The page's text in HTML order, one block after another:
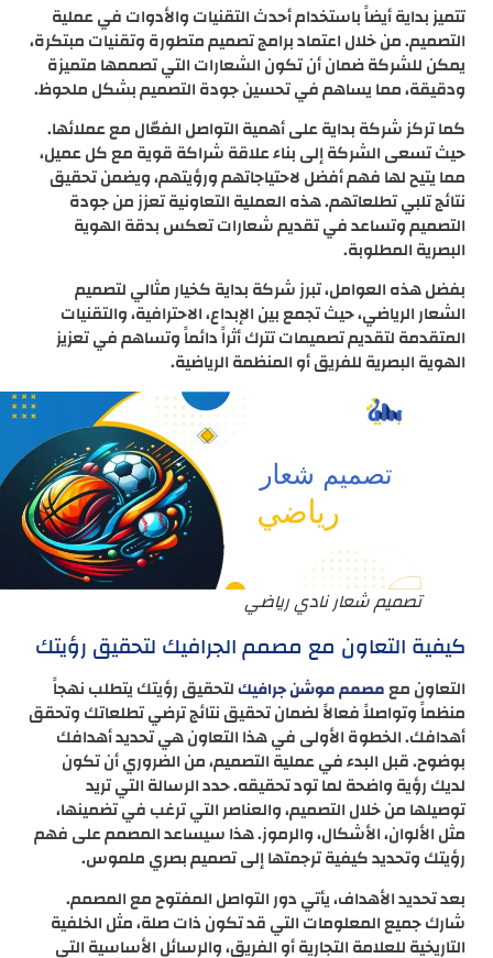
تتميز بداية أيضاً باستخدام أحدث التقنيات والأدوات في عملية
التصميم. من خلال اعتماد برامج تصميم متطورة وتقنيات مبتكرة،
يمكن للشركة ضمان أن تكون الشعارات التي تصممها متميزة
ودقيقة، مما يساهم في تحسين جودة التصميم بشكل ملحوظ.
كما تركز شركة بداية على أهمية التواصل الفعّال مع عملائها.
حيث تسعى الشركة إلى بناء علاقة شراكة قوية مع كل عميل،
مما يتيح لها فهم أفضل لاحتياجاتهم ورؤيتهم، ويضمن تحقيق
نتائج تلبي تطلعاتهم. هذه العملية التعاونية تعزز من جودة
التصميم وتساعد في تقديم شعارات تعكس بدقة الهوية
البصرية المطلوبة.
بفضل هذه العوامل، تبرز شركة بداية كخيار مثالي لتصميم
الشعار الرياضي، حيث تجمع بين الإبداع، الاحترافية، والتقنيات
المتقدمة لتقديم تصميمات تترك أثراً دائماً وتساهم في تعزيز
الهوية البصرية للفريق أو المنظمة الرياضية.
تصميم شعار نادي رياضي
كيفية التعاون مع مصمم الجرافيك لتحقيق رؤيتك
التعاون معمصمم موشن جرافيكلتحقيق رؤيتك يتطلب نهجاً
منظماً وتواصلاً فعالاً لضمان تحقيق نتائج ترضي تطلعاتك وتحقق
أهدافك. الخطوة الأولى في هذا التعاون هي تحديد أهدافك
بوضوح. قبل البدء في عملية التصميم، من الضروري أن تكون
لديك رؤية واضحة لما تود تحقيقه. حدد الرسالة التي تريد
توصيلها من خلال التصميم، والعناصر التي ترغب في تضمينها،
مثل الألوان، الأشكال، والرموز. هذا سيساعد المصمم على فهم
رؤيتك وتحديد كيفية ترجمتها إلى تصميم بصري ملموس.
بعد تحديد الأهداف، يأتي دور التواصل المفتوح مع المصمم.
شارك جميع المعلومات التي قد تكون ذات صلة، مثل الخلفية
التاريخية للعلامة التجارية أو الفريق، والرسائل الأساسية التي